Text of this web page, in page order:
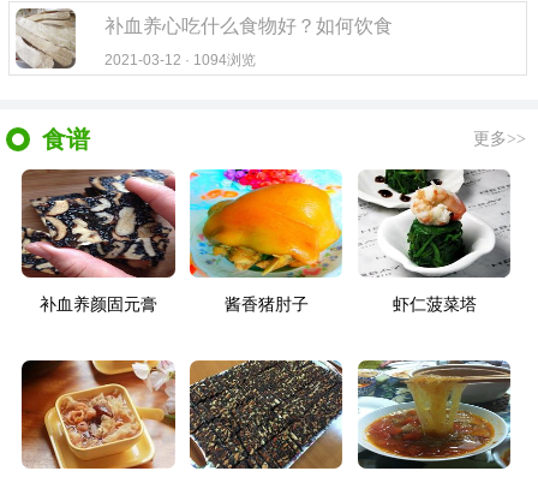
补血养心吃什么食物好？如何饮食
2021-03-12 · 1094浏览
食谱 更多>>
补血养颜固元膏 酱香猪肘子 虾仁菠菜塔